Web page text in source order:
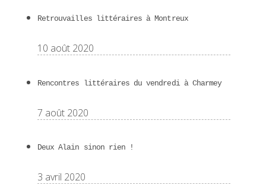
Retrouvailles littéraires à Montreux
10 août 2020
Rencontres littéraires du vendredi à Charmey
7 août 2020
Deux Alain sinon rien !
3 avril 2020